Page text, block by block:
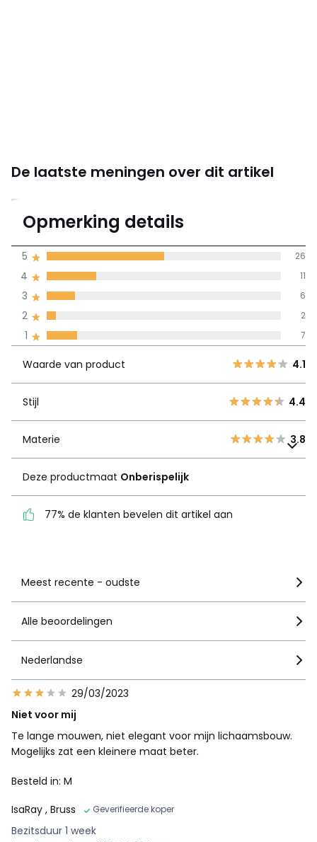
De laatste meningen over dit artikel
3.9
gemiddelde bereikt
door alle landen
100% gecertificeerde beoordelingen,
1
2 2
3
4 11
4.1
Deze productmaat
dit artikel aan
Opmerking details
1 7
2 2
3 6
4 11
5 26
Waarde van product 4.1
Stijl 4.4
Materie 3.8
Deze productmaat Onberispelijk
77% de klanten bevelen dit artikel aan
Meest recente - oudste
Alle beoordelingen
Nederlandse
29/03/2023
Niet voor mij
Te lange mouwen, niet elegant voor mijn lichaamsbouw.
Mogelijks zat een kleinere maat beter.
Besteld in: M
IsaRay , Bruss Geverifieerde koper
Bezitsduur 1 week